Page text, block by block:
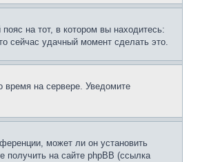
на тот, в котором вы находитесь:
сейчас удачный момент сделать это.
время на сервере. Уведомите
может ли он установить
получить на сайте phpBB (ссылка